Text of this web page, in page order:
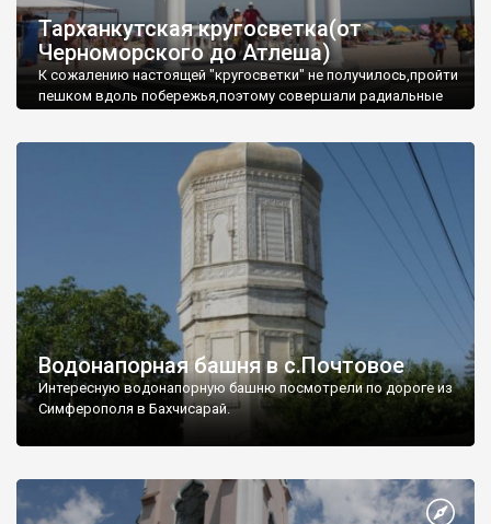
Тарханкутская кругосветка(от
Черноморского до Атлеша)
К сожалению настоящей "кругосветки" не получилось,пройти
пешком вдоль побережья,поэтому совершали радиальные
Водонапорная башня в с.Почтовое
Интересную водонапорную башню посмотрели по дороге из
Симферополя в Бахчисарай.